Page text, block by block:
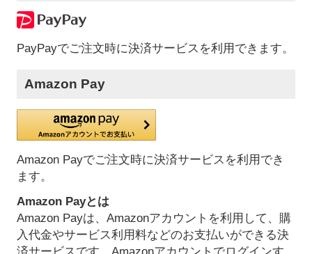
PayPayでご注文時に決済サービスを利用できます。
Amazon Pay
Amazon Payでご注文時に決済サービスを利用でき
ます。
Amazon Payとは
Amazon Payは、Amazonアカウントを利用して、購
入代金やサービス利用料などのお支払いができる決
済サービスです。Amazonアカウントでログインす